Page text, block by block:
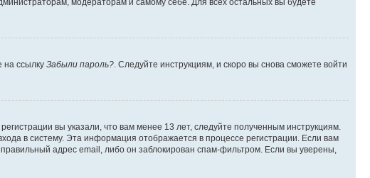
на ссылку Забыли пароль? . Следуйте инструкциям, и скоро вы снова сможете войти
вы указали, что вам менее 13 лет, следуйте полученным инструкциям.
в систему. Эта информация отображается в процессе регистрации. Если вам
адрес email, либо он заблокирован спам-фильтром. Если вы уверены,